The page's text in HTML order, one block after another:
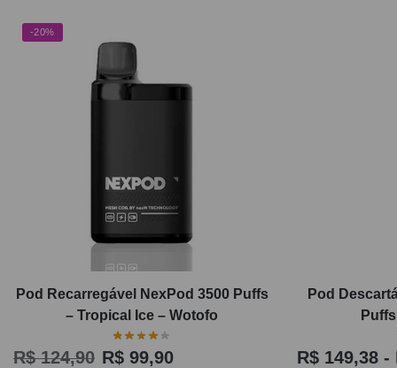
-20%
Pod Recarregável NexPod 3500 Puffs
– Tropical Ice – Wotofo
R$124,90 R$ 99,90
Pod
R$ 149,38 -